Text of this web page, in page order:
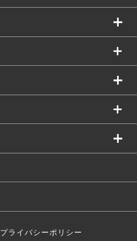
プライバシーポリシー